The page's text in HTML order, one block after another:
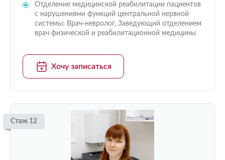
Отделение медицинской реабилитации пациентов
с нарушениями функций центральной нервной
системы: Врач-невролог, Заведующий отделением
врач физической и реабилитационной медицины
Хочу записаться
Стаж 12